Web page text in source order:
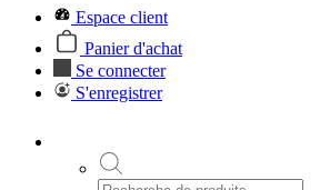
Espace client
Panier d'achat
Se connecter
S'enregistrer